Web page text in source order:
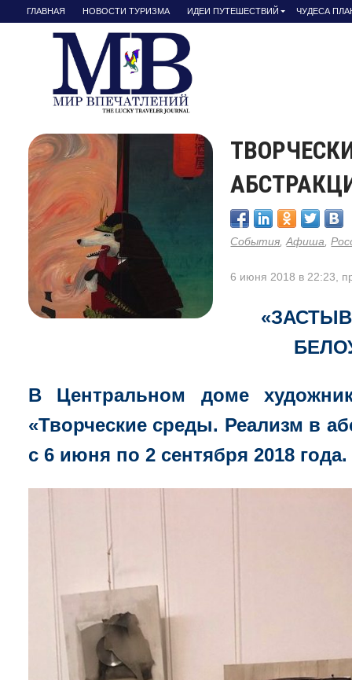
ГЛАВНАЯ НОВОСТИ ТУРИЗМА ИДЕИ ПУТЕШЕСТВИЙ ЧУДЕСА
События ,Афиша ,
6 июня 2018 в 22:23,
В Центральном доме
«Творческие среды. Реализм в
с 6 июня по 2 сентября 2018 года.